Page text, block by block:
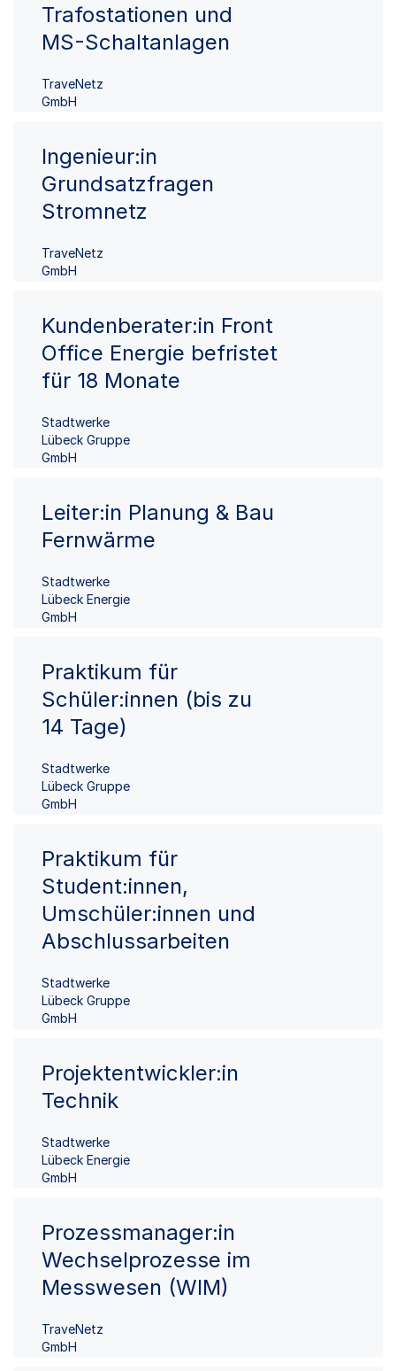
Trafostationen und
MS-Schaltanlagen
TraveNetz
GmbH
Ingenieur:in
Grundsatzfragen
Stromnetz
TraveNetz
GmbH
Kundenberater:in Front
Office Energie befristet
für 18 Monate
Stadtwerke
Lübeck Gruppe
GmbH
Leiter:in Planung & Bau
Fernwärme
Stadtwerke
Lübeck Energie
GmbH
Praktikum für
Schüler:innen (bis zu
14 Tage)
Stadtwerke
Lübeck Gruppe
GmbH
Praktikum für
Student:innen,
Umschüler:innen und
Abschlussarbeiten
Stadtwerke
Lübeck Gruppe
GmbH
Projektentwickler:in
Technik
Stadtwerke
Lübeck Energie
GmbH
Prozessmanager:in
Wechselprozesse im
Messwesen (WIM)
TraveNetz
GmbH